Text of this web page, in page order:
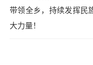
带领全乡，持续发挥民
大力量！